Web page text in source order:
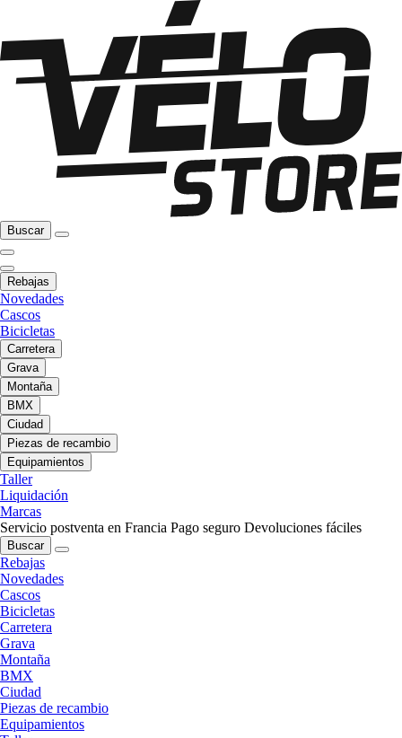
Buscar
Rebajas
Novedades
Cascos
Bicicletas
Carretera
Grava
Montaña
BMX
Ciudad
Piezas de recambio
Equipamientos
Taller
Liquidación
Marcas
Servicio postventa en Francia Pago seguro Devoluciones fáciles
Buscar
Rebajas
Novedades
Cascos
Bicicletas
Carretera
Grava
Montaña
BMX
Ciudad
Piezas de recambio
Equipamientos